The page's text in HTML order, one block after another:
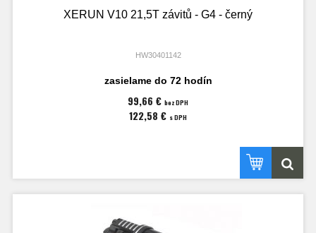
XERUN V10 21,5T závitů - G4 - černý
HW30401142
zasielame do 72 hodín
99,66 € bez DPH
122,58 € s DPH